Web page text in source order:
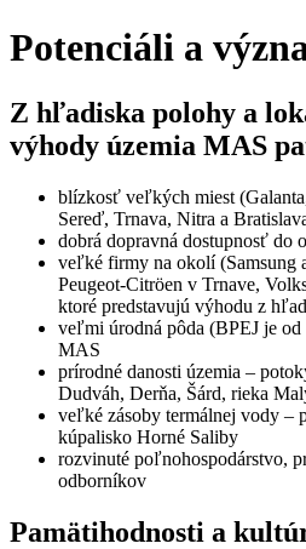
Potenciáli a
Z hľadiska polohy a
výhody územia MAS
blízkosť veľkých miest
Sereď, Trnava, Nitra a
dobrá dopravná dostupnosť do
veľké firmy na okolí (Samsung
Peugeot-Citröen v Trnave,
ktoré predstavujú výhodu z
veľmi úrodná pôda (BPEJ je od
MAS
prírodné danosti územia –
Dudváh, Derňa, Šárd, rieka
veľké zásoby termálnej vody –
kúpalisko Horné Saliby
rozvinuté poľnohospodárstvo,
odborníkov
Pamätihodnosti a